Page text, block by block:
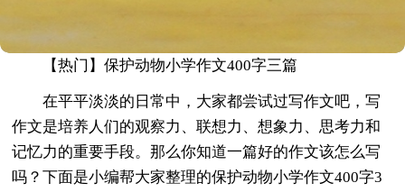
【热门】保护动物小学作文400字三篇
在平平淡淡的日常中，大家都尝试过写作文吧，写
作文是培养人们的观察力、联想力、想象力、思考力和
记忆力的重要手段。那么你知道一篇好的作文该怎么写
吗？下面是小编帮大家整理的保护动物小学作文400字3